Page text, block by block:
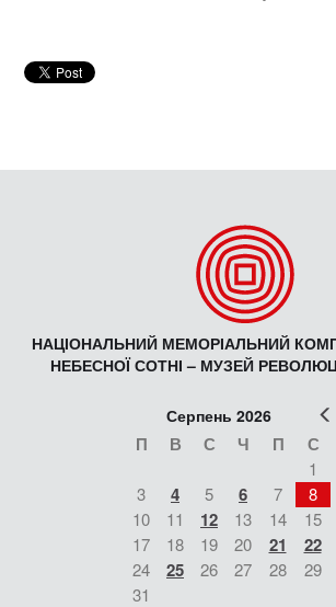
НАЦІОНАЛЬНИЙ МЕМОРІАЛЬНИЙ
НЕБЕСНОЇ СОТНІ – МУЗЕЙ
Серпень 2026
П В С Ч П С
1
3 4 5 6 7 8
10
11 12 13 14 15
17
18 19 20 21 22
24
25 26 27 28 29
31